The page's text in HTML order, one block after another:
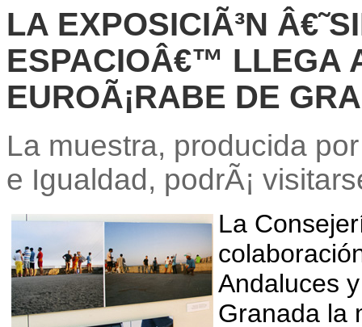
LA EXPOSICIÃ³N
ESPACIOÂ€™ LLEGA
EUROÃ¡RABE DE
La muestra, producida
e Igualdad, podrÃ¡
La
Andaluces
Granada la